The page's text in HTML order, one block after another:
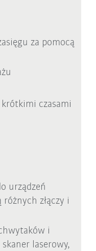
za pomocą
czasami
urządzeń
złączy i
i
laserowy,